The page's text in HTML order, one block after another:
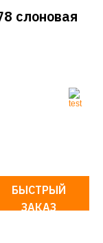
слоновая
БЫСТРЫЙ
ЗАКАЗ